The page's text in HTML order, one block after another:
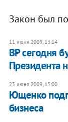
Закон был
11 июня 2009, 13:14
ВР сегодня
Президента
23 июня 2009, 15:00
Ющенко
бизнеса